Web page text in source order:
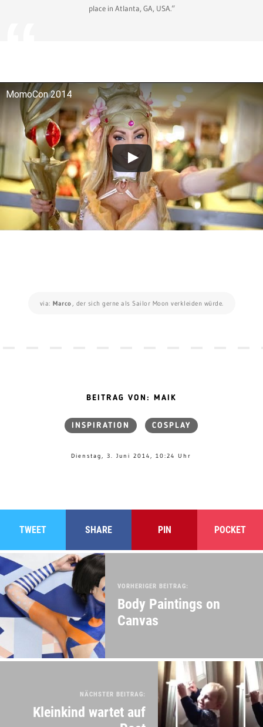
place in Atlanta, GA, USA.“
MomoCon 2014
via: Marco , der sich gerne als Sailor Moon verkleiden würde.
BEITRAG VON: MAIK
INSPIRATION COSPLAY
Dienstag, 3. Juni 2014, 10:24 Uhr
TWEET SHARE PIN POCKET
VORHERIGER BEITRAG:
Body Paintings on
Canvas
NÄCHSTER BEITRAG:
Kleinkind wartet auf